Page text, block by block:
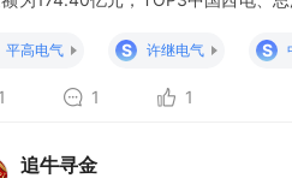
平高电气 S 许继电气 S
1 1 1
追牛寻金